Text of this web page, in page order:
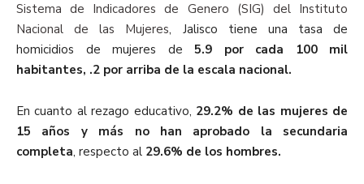
Sistema de Indicadores de Genero (SIG) del Instituto
Nacional de las Mujeres, Jalisco tiene una tasa de
homicidios de mujeres de 5.9 por cada 100 mil
habitantes, .2 por arriba de la escala nacional.
En cuanto al rezago educativo, 29.2% de las mujeres de
15 años y más no han aprobado la secundaria
completa, respecto al 29.6% de los hombres.